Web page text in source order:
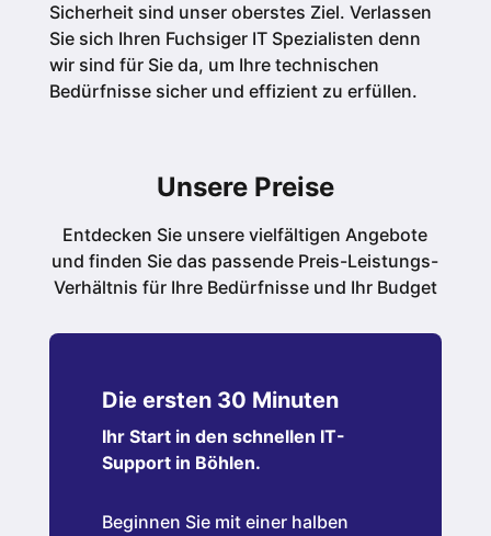
Sicherheit sind unser oberstes Ziel. Verlassen
Sie sich Ihren Fuchsiger IT Spezialisten denn
wir sind für Sie da, um Ihre technischen
Bedürfnisse sicher und effizient zu erfüllen.
Unsere Preise
Entdecken Sie unsere vielfältigen Angebote
und finden Sie das passende Preis-Leistungs-
Verhältnis für Ihre Bedürfnisse und Ihr Budget
Die ersten 30 Minuten
Ihr Start in den schnellen IT-
Support in Böhlen.
Beginnen Sie mit einer halben